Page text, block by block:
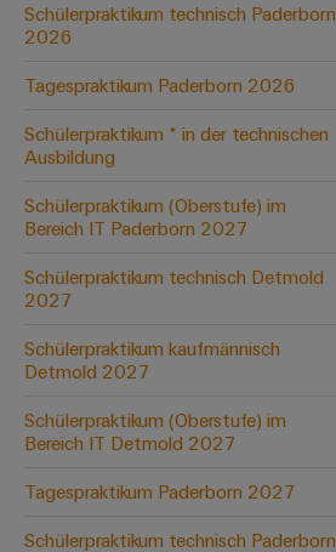
Schülerpraktikum technisch Paderborn
2026
Tagespraktikum Paderborn 2026
Schülerpraktikum * in der technischen
Ausbildung
Schülerpraktikum (Oberstufe) im
Bereich IT Paderborn 2027
Schülerpraktikum technisch Detmold
2027
Schülerpraktikum kaufmännisch
Detmold 2027
Schülerpraktikum (Oberstufe) im
Bereich IT Detmold 2027
Tagespraktikum Paderborn 2027
Schülerpraktikum technisch Paderborn